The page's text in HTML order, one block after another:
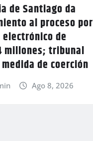
de Santiago da
al proceso por
de
millones; tribunal
de coerción
Ago 8, 2026